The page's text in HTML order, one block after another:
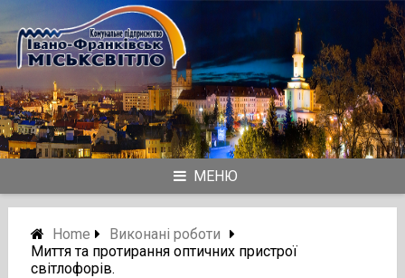
to
content
МЕНЮ
Home
Виконані роботи
Миття та протирання оптичних пристрої
світлофорів.